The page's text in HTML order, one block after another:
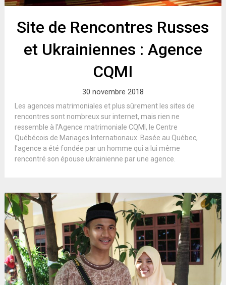
Site de Rencontres Russes
et Ukrainiennes : Agence
CQMI
30 novembre 2018
Les agences matrimoniales et plus sûrement les sites de
rencontres sont nombreux sur internet, mais rien ne
ressemble à l’Agence matrimoniale CQMI, le Centre
Québécois de Mariages Internationaux. Basée au Québec,
l’agence a été fondée par un homme qui a lui même
rencontré son épouse ukrainienne par une agence.